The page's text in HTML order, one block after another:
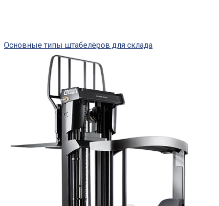
Основные типы штабелёров для склада